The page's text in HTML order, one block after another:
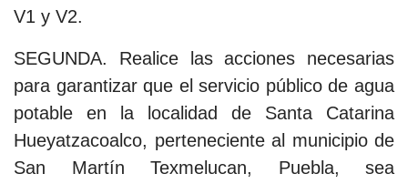
V1 y V2.
SEGUNDA. Realice las acciones necesarias
para garantizar que el servicio público de agua
potable en la localidad de Santa Catarina
Hueyatzacoalco, perteneciente al municipio de
San Martín Texmelucan, Puebla, sea